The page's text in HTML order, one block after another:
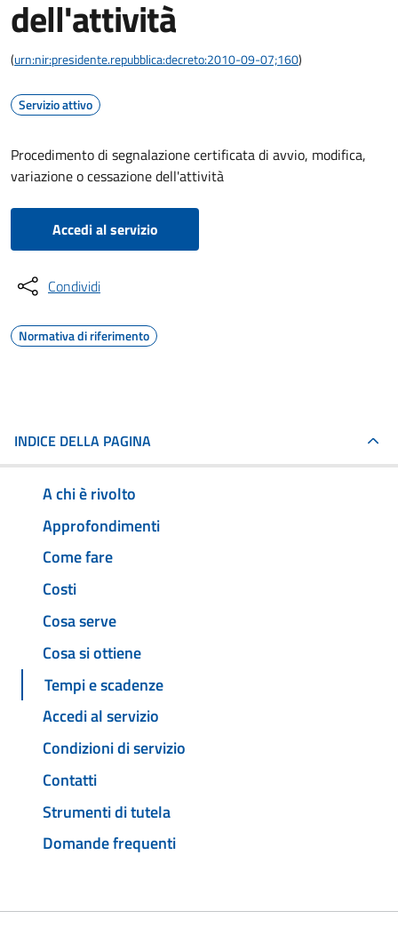
dell'attività
(urn:nir:presidente.repubblica:decreto:2010-09-07;160)
Servizio attivo
Procedimento di segnalazione certificata di avvio, modifica,
variazione o cessazione dell'attività
Accedi al servizio
Condividi
Normativa di riferimento
INDICE DELLA PAGINA
A chi è rivolto
Approfondimenti
Come fare
Costi
Cosa serve
Cosa si ottiene
Tempi e scadenze
Accedi al servizio
Condizioni di servizio
Contatti
Strumenti di tutela
Domande frequenti